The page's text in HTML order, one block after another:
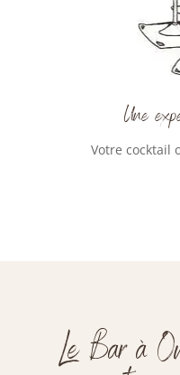
Une
Votre cocktail
Le Bar à